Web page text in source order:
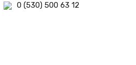
0 (530) 500 63 12